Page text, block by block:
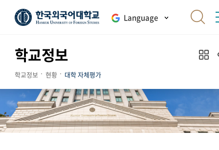
Language
학교정보
학교정보 현황 대학 자체평가